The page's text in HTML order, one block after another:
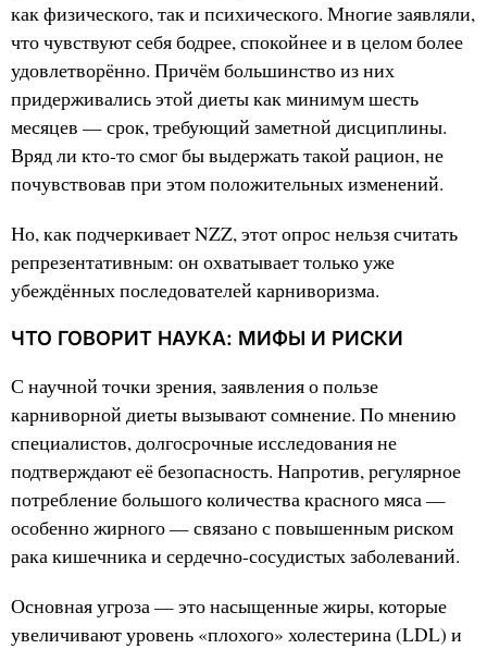
как физического, так и психического. Многие заявляли,
что чувствуют себя бодрее, спокойнее и в целом более
удовлетворённо. Причём большинство из них
придерживались этой диеты как минимум шесть
месяцев — срок, требующий заметной дисциплины.
Вряд ли кто-то смог бы выдержать такой рацион, не
почувствовав при этом положительных изменений.
Но, как подчеркивает NZZ, этот опрос нельзя считать
репрезентативным: он охватывает только уже
убеждённых последователей карниворизма.
ЧТО ГОВОРИТ НАУКА: МИФЫ И РИСКИ
С научной точки зрения, заявления о пользе
карниворной диеты вызывают сомнение. По мнению
специалистов, долгосрочные исследования не
подтверждают её безопасность. Напротив, регулярное
потребление большого количества красного мяса —
особенно жирного — связано с повышенным риском
рака кишечника и сердечно-сосудистых заболеваний.
Основная угроза — это насыщенные жиры, которые
увеличивают уровень «плохого» холестерина (LDL) и